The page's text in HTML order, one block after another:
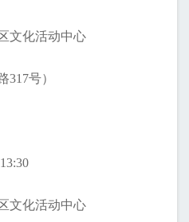
文化活动中心
317号）
文化活动中心